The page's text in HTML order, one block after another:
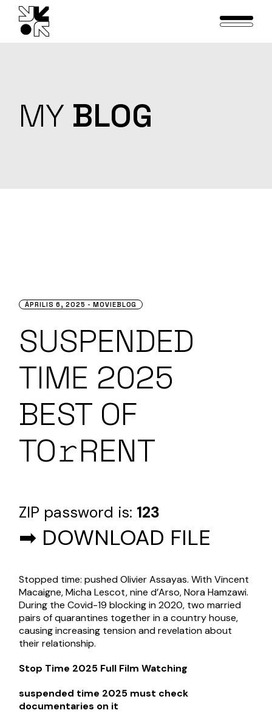
content
MY BLOG
ÁPRILIS 6, 2025 MOVIEBLOG
SUSPENDED
TIME 2025
BEST OF
TO𝚛RENT
ZIP password is: 123
➡ DOWNLOAD FILE
Stopped time: pushed Olivier Assayas. With Vincent
Macaigne, Micha Lescot, nine d’Arso, Nora Hamzawi.
During the Covid-19 blocking in 2020, two married
pairs of quarantines together in a country house,
causing increasing tension and revelation about
their relationship.
Stop Time 2025 Full Film Watching
suspended time 2025 must check
documentaries on it